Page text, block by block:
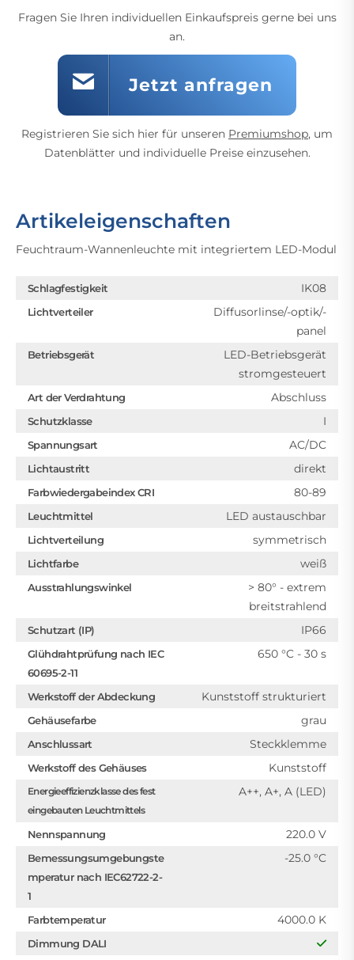
Fragen Sie Ihren individuellen Einkaufspreis gerne bei uns
an.
Jetzt anfragen
Registrieren Sie sich hier für unseren Premiumshop, um
Datenblätter und individuelle Preise einzusehen.
Artikeleigenschaften
Feuchtraum-Wannenleuchte mit integriertem LED-Modul
Schlagfestigkeit IK08
Lichtverteiler
Diffusorlinse/-optik/-
panel
Betriebsgerät
LED-Betriebsgerät
stromgesteuert
Art der Verdrahtung Abschluss
Schutzklasse I
Spannungsart AC/DC
Lichtaustritt direkt
Farbwiedergabeindex CRI 80-89
Leuchtmittel LED austauschbar
Lichtverteilung symmetrisch
Lichtfarbe weiß
Ausstrahlungswinkel
> 80° - extrem
breitstrahlend
Schutzart (IP) IP66
Glühdrahtprüfung nach IEC
60695-2-11
650 °C - 30 s
Werkstoff der Abdeckung Kunststoff strukturiert
Gehäusefarbe grau
Anschlussart Steckklemme
Werkstoff des Gehäuses Kunststoff
Energieeffizienzklasse des fest
eingebauten Leuchtmittels
A++, A+, A (LED)
Nennspannung 220.0 V
Bemessungsumgebungste
mperatur nach IEC62722-2-
1
-25.0 °C
Farbtemperatur 4000.0 K
Dimmung DALI